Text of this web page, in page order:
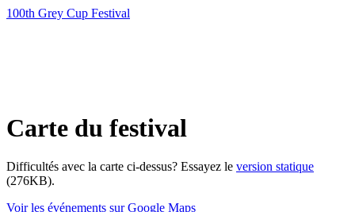
100th Grey Cup Festival
Carte du festival
Difficultés avec la carte ci-dessus? Essayez le version statique
(276KB).
Voir les événements sur Google Maps